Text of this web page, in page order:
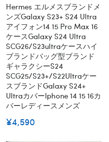
Hermes エルメスブランドメ
ンズgalaxy S23+ S24 Ultra
アイフォン14 15 Pro Max 16
ケースGalaxy S24 Ultra
SCG26/s23ultraケースハイ
ブランドバッグ型ブランド
ギャラクシーs24
SCG25/S23+/S22Ultraケー
スブランドgalaxy S24+
Ultraカバーiphone 14 15 16カ
バーレディースメンズ
¥4,590